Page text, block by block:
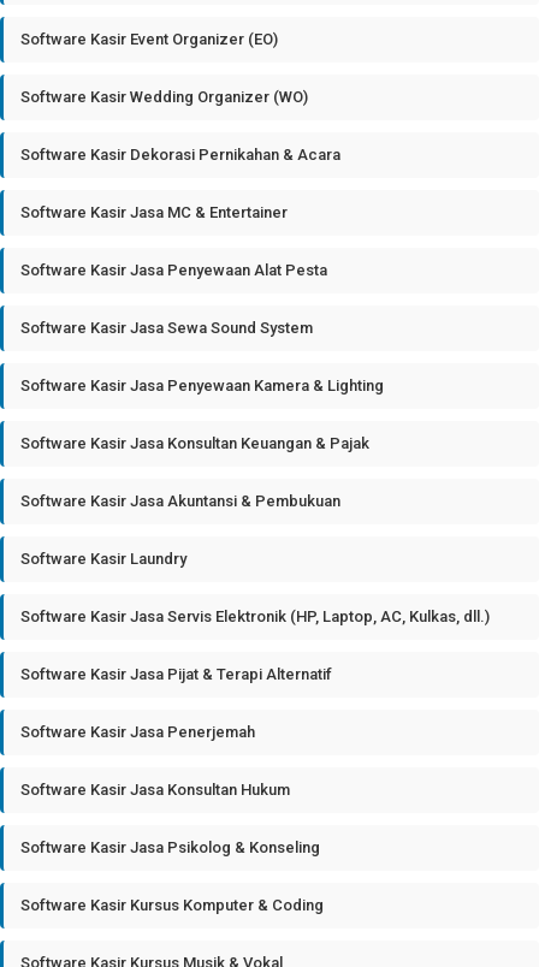
Software Kasir Event Organizer (EO)
Software Kasir Wedding Organizer (WO)
Software Kasir Dekorasi Pernikahan & Acara
Software Kasir Jasa MC & Entertainer
Software Kasir Jasa Penyewaan Alat Pesta
Software Kasir Jasa Sewa Sound System
Software Kasir Jasa Penyewaan Kamera & Lighting
Software Kasir Jasa Konsultan Keuangan & Pajak
Software Kasir Jasa Akuntansi & Pembukuan
Software Kasir Laundry
Software Kasir Jasa Servis Elektronik (HP, Laptop, AC, Kulkas, dll.)
Software Kasir Jasa Pijat & Terapi Alternatif
Software Kasir Jasa Penerjemah
Software Kasir Jasa Konsultan Hukum
Software Kasir Jasa Psikolog & Konseling
Software Kasir Kursus Komputer & Coding
Software Kasir Kursus Musik & Vokal